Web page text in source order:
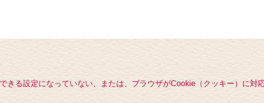
きる設定になっていない、または、ブラウザがCookie（クッキー）に対